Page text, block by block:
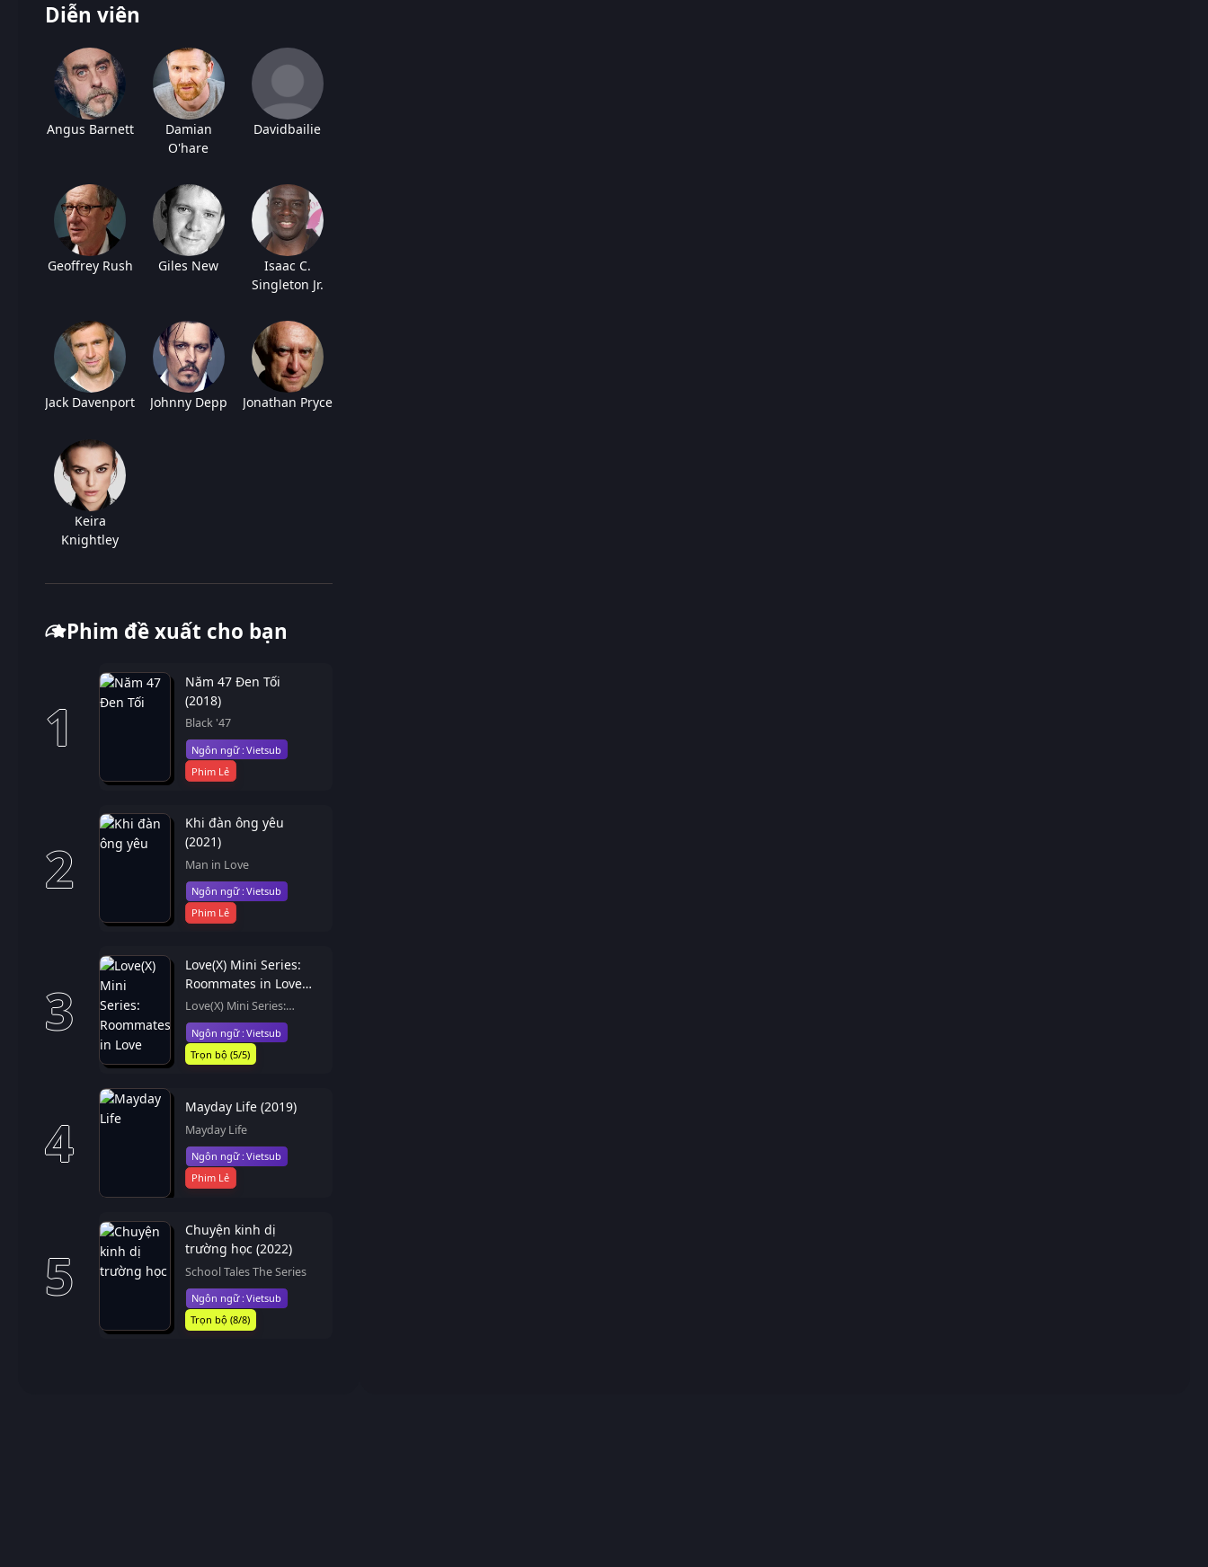
Diễn viên
Angus Barnett
Damian
O'hare
Davidbailie
Geoffrey Rush Giles New
Isaac C.
Singleton Jr.
Jack Davenport Johnny Depp Jonathan Pryce
Keira
Knightley
Phim đề xuất cho bạn
1
Năm 47 Đen Tối
(2018)
Black '47
Vietsub
Phim Lẻ
2
Khi đàn ông yêu
(2021)
Man in Love
Vietsub
Phim Lẻ
3
Love(X) Mini Series:
Roommates in Love
(2026)
Love(X) Mini Series:
Roommates in Love
Vietsub
Trọn bộ (5/5)
4
Mayday Life (2019)
Mayday Life
Vietsub
Phim Lẻ
5
Chuyện kinh dị
trường học (2022)
School Tales The Series
Vietsub
Trọn bộ (8/8)